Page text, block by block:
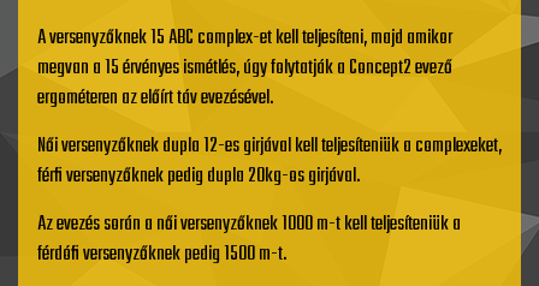
A versenyzőknek 15 ABC complex-et kell teljesíteni, majd amikor
megvan a 15 érvényes ismétlés, úgy folytatják a Concept2 evező
ergométeren az előírt táv evezésével.
Női versenyzőknek dupla 12-es girjával kell teljesíteniük a complexeket,
férfi versenyzőknek pedig dupla 20kg-os girjával.
Az evezés során a női versenyzőknek 1000 m-t kell teljesíteniük a
férdófi versenyzőknek pedig 1500 m-t.